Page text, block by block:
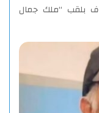
بلقب “ملك جمال